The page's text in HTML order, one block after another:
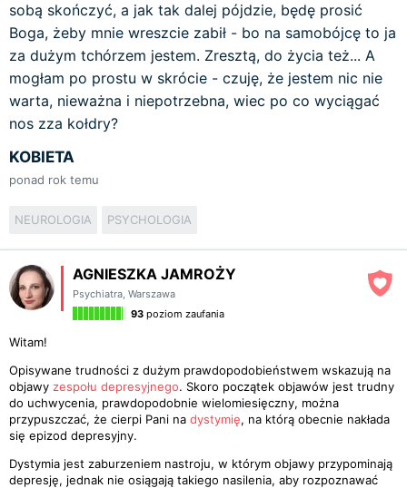
sobą skończyć, a jak tak dalej pójdzie, będę prosić
Boga, żeby mnie wreszcie zabił - bo na samobójcę to ja
za dużym tchórzem jestem. Zresztą, do życia też... A
mogłam po prostu w skrócie - czuję, że jestem nic nie
warta, nieważna i niepotrzebna, wiec po co wyciągać
nos zza kołdry?
KOBIETA
ponad rok temu
NEUROLOGIA PSYCHOLOGIA
AGNIESZKA JAMROŻY
Psychiatra, Warszawa
93 poziom zaufania
Witam!
Opisywane trudności z dużym prawdopodobieństwem wskazują na
objawy zespołu depresyjnego. Skoro początek objawów jest trudny
do uchwycenia, prawdopodobnie wielomiesięczny, można
przypuszczać, że cierpi Pani na dystymię, na którą obecnie nakłada
się epizod depresyjny.
Dystymia jest zaburzeniem nastroju, w którym objawy przypominają
depresję, jednak nie osiągają takiego nasilenia, aby rozpoznawać